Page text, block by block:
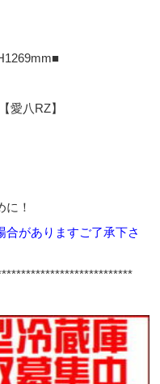
愛八RZ】
！
がありますご了承下さ